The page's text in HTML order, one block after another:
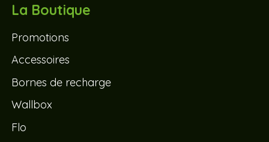
La Boutique
Promotions
Accessoires
Bornes de recharge
Wallbox
Flo